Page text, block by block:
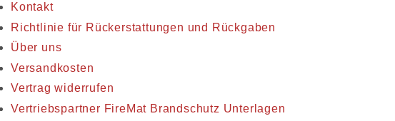
Kontakt
Richtlinie für Rückerstattungen und Rückgaben
Über uns
Versandkosten
Vertrag widerrufen
Vertriebspartner FireMat Brandschutz Unterlagen